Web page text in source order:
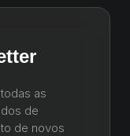
as
de
de novos